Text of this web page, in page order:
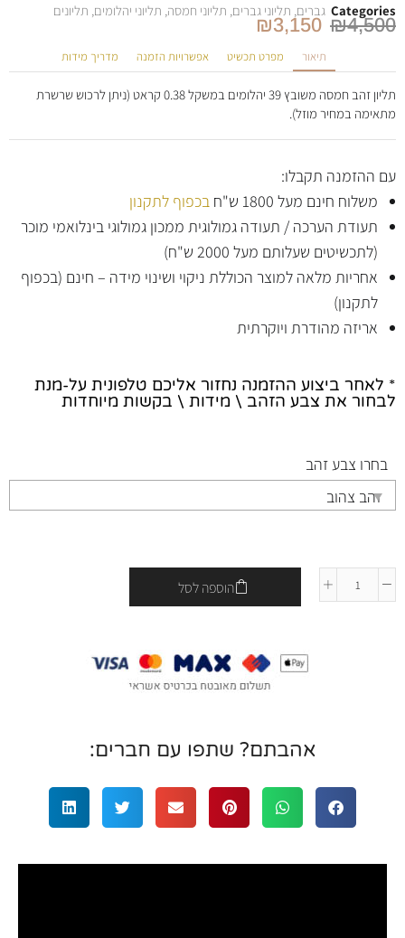
Categories גברים תליוני גברים תליוני חמסה תליוני יהלומים תליונים
₪4,500
₪3,150
תיאור מפרט תכשיט אפשרויות הזמנה מדריך מידות
תליון זהב חמסה משובץ 39 יהלומים במשקל 0.38 קראט (ניתן לרכוש שרשרת
מתאימה במחיר מוזל).
עם ההזמנה תקבלו:
משלוח חינם מעל 1800 ש"ח
בכפוף לתקנון
תעודת הערכה / תעודה גמולוגית ממכון גמולוגי בינלואמי מוכר
(לתכשיטים שעלותם מעל 2000 ש"ח)
אחריות מלאה למוצר הכוללת ניקוי ושינוי מידה – חינם (בכפוף
לתקנון)
אריזה מהודרת ויוקרתית
* לאחר ביצוע ההזמנה נחזור אליכם טלפונית על-מנת
לבחור את צבע הזהב \ מידות \ בקשות מיוחדות
בחרו צבע זהב
הוספה לסל
אהבתם? שתפו עם חברים: